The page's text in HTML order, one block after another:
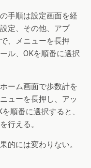
手順は設定画面を経
定、その他、アプ
、メニューを長押
ル、OKを順番に選択
ーム画面で歩数計を
ューを長押し、アッ
順番に選択すると、
行える。
的には変わりない。